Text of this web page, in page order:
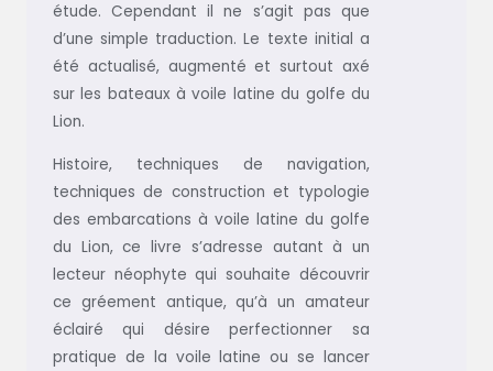
étude. Cependant il ne s’agit pas que
d’une simple traduction. Le texte initial a
été actualisé, augmenté et surtout axé
sur les bateaux à voile latine du golfe du
Lion.
Histoire, techniques de navigation,
techniques de construction et typologie
des embarcations à voile latine du golfe
du Lion, ce livre s’adresse autant à un
lecteur néophyte qui souhaite découvrir
ce gréement antique, qu’à un amateur
éclairé qui désire perfectionner sa
pratique de la voile latine ou se lancer